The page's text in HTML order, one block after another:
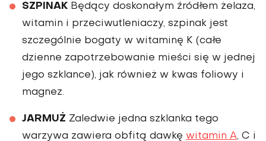
SZPINAK Będący doskonałym źródłem żelaza,
witamin i przeciwutleniaczy, szpinak jest
szczególnie bogaty w witaminę K (całe
dzienne zapotrzebowanie mieści się w jednej
jego szklance), jak również w kwas foliowy i
magnez.
JARMUŻ Zaledwie jedna szklanka tego
warzywa zawiera obfitą dawkę witamin A, C i